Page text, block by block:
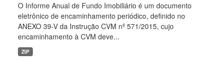
O Informe Anual de Fundo Imobiliário é um documento
eletrônico de encaminhamento periódico, definido no
ANEXO 39-V da Instrução CVM nº 571/2015, cujo
encaminhamento à CVM deve...
ZIP